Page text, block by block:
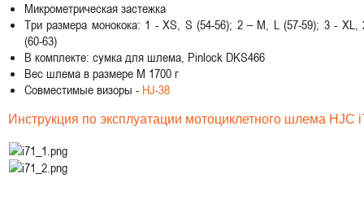
Микрометрическая застежка
Три размера монокока: 1 - XS, S (54-56); 2 – M, L (57-59); 3 - XL,
(60-63)
В комплекте: сумка для шлема, Pinlock DKS466
Вес шлема в размере M 1700 г
Совместимые визоры - HJ-38
Инструкция по эксплуатации мотоциклетного шлема HJC